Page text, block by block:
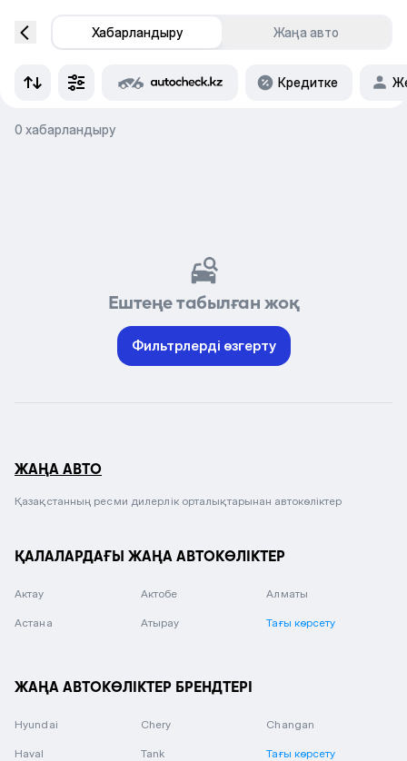
Хабарландыру Жаңа авто
Кредитке
0 хабарландыру
Ештеңе табылған жоқ
Фильтрлерді өзгерту
ЖАҢА АВТО
Қазақстанның ресми дилерлік орталықтарынан автокөліктер
ҚАЛАЛАРДАҒЫ ЖАҢА АВТОКӨЛІКТЕР
Актау Актобе Алматы
Астана Атырау Тағы көрсету
ЖАҢА АВТОКӨЛІКТЕР БРЕНДТЕРІ
Hyundai Chery Changan
Haval Tank Тағы көрсету